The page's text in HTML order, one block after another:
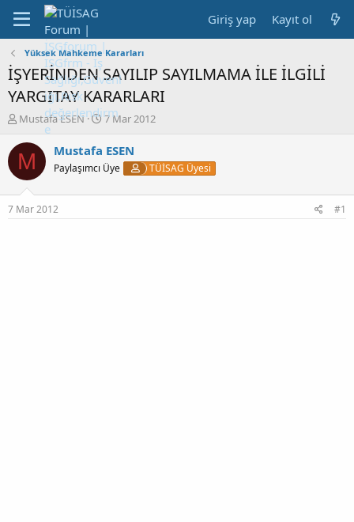
Giriş yap Kayıt ol
Yüksek Mahkeme Kararları
İŞYERİNDEN SAYILIP SAYILMAMA İLE İLGİLİ
YARGITAY KARARLARI
K
n
b
u
u
b
Mustafa ESEN
B
ş
l
a
7 Mar 2012
M Mustafa ESEN
Paylaşımcı Üye TÜİSAG Üyesi
7 Mar 2012 #1